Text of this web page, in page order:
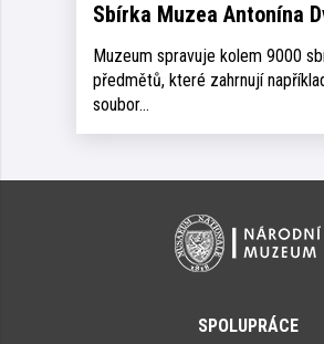
Sbírka Muzea Antonína
Muzeum spravuje kolem 9000
předmětů, které zahrnují
soubor…
SPOLUPRÁCE